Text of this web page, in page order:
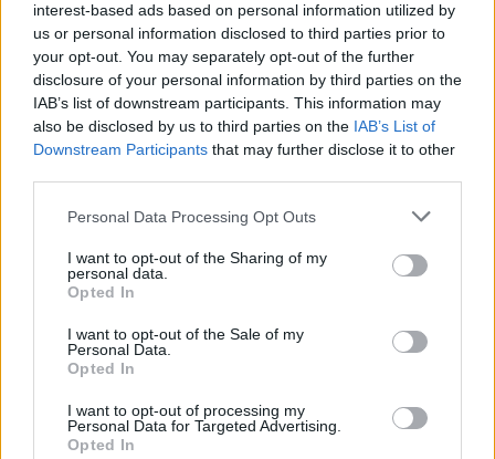
interest-based ads based on personal information utilized by
us or personal information disclosed to third parties prior to
your opt-out. You may separately opt-out of the further
disclosure of your personal information by third parties on the
IAB’s list of downstream participants. This information may
also be disclosed by us to third parties on the IAB’s List of
Downstream Participants that may further disclose it to other
Personal Data Processing Opt Outs
I want to opt-out of the Sharing of my
personal data.
Opted In
I want to opt-out of the Sale of my
Personal Data.
Opted In
I want to opt-out of processing my
Personal Data for Targeted Advertising.
Opted In
Visi įrašai
Žiūrimiausi įrašai
00:00:30
Vaizdai iš tragiškos avarijos Vilniaus r.: dviejų moterų ir
vaiko gyvybių išgelbėti nepavyko
Žinios | Lietuvos diena
Savaitės vidurys nusimato karštas: temperatūra kils iki
Žinios | Orai